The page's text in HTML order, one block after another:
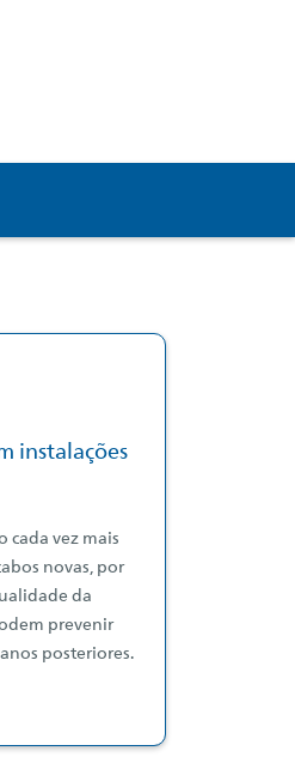
instalações
cada vez mais
novas, por
da
prevenir
posteriores.